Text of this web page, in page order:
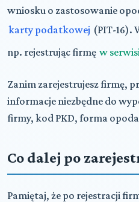
wniosku o zastosowanie
karty podatkowej (PIT-16).
np. rejestrując firmę w
Zanim zarejestrujesz firmę,
informacje niezbędne do
firmy, kod PKD, forma
Co dalej po
Pamiętaj, że po rejestracji